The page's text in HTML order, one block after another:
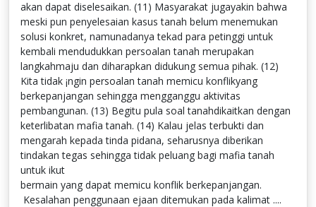
akan dapat diselesaikan. (11) Masyarakat jugayakin bahwa
meski pun penyelesaian kasus tanah belum menemukan
solusi konkret, namunadanya tekad para petinggi untuk
kembali mendudukkan persoalan tanah merupakan
langkahmaju dan diharapkan didukung semua pihak. (12)
Kita tidak ¡ngin persoalan tanah memicu konflikyang
berkepanjangan sehingga mengganggu aktivitas
pembangunan. (13) Begitu pula soal tanahdikaitkan dengan
keterlibatan mafia tanah. (14) Kalau jelas terbukti dan
mengarah kepada tinda pidana, seharusnya diberikan
tindakan tegas sehingga tidak peluang bagi mafia tanah
untuk ikut
bermain yang dapat memicu konflik berkepanjangan.
Kesalahan penggunaan ejaan ditemukan pada kalimat ....